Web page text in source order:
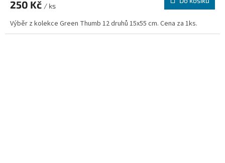
250 Kč / ks
Výběr z kolekce Green Thumb 12 druhů 15x55 cm. Cena za 1ks.